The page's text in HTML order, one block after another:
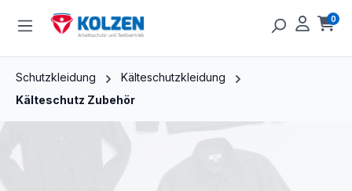
Zum Hauptinhalt springen 0
Schutzkleidung
Kälteschutzkleidung
Kälteschutz Zubehör